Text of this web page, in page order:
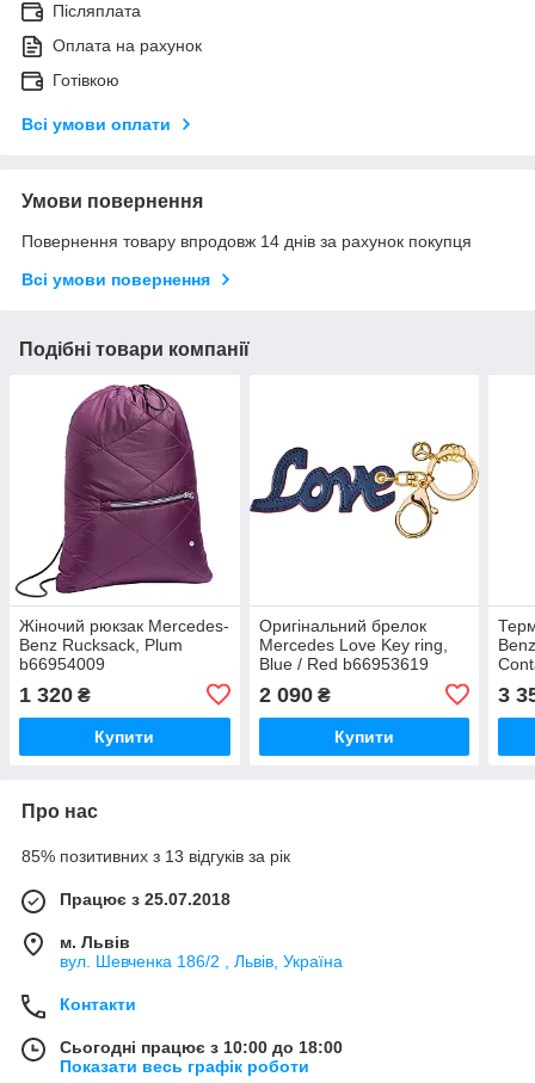
Післяплата
Оплата на рахунок
Готівкою
Всі умови оплати
Умови повернення
Повернення товару впродовж 14 днів за рахунок покупця
Всі умови повернення
Подібні товари компанії
Жіночий рюкзак Mercedes-
Benz Rucksack, Plum
b66954009
1 320 ₴
Купити
Оригінальний брелок
Mercedes Love Key ring,
Blue / Red b66953619
2 090₴
Купити
3
Про нас
85% позитивних з 13 відгуків за рік
Працює з 25.07.2018
м. Львів
вул. Шевченка 186/2 , Львів, Україна
Контакти
Сьогодні працює з 10:00 до 18:00
Показати весь графік роботи